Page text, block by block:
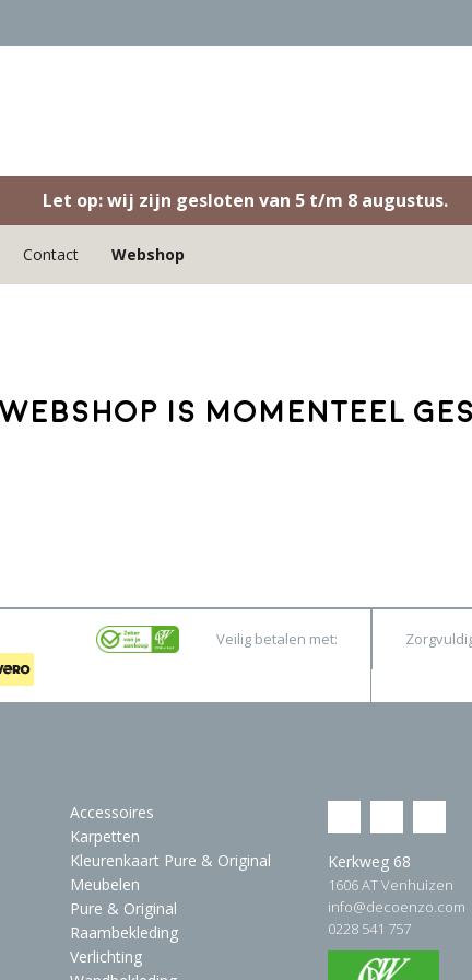
Let op: wij zijn gesloten van 5 t/m 8 augustus.
Contact Webshop
is momenteel
Veilig betalen met:
Accessoires
Karpetten
Kleurenkaart Pure & Original
Meubelen
Pure & Original
Raambekleding
Verlichting
Kerkweg 68
1606 AT Venhuizen
info@decoenzo.com
0228 541 757